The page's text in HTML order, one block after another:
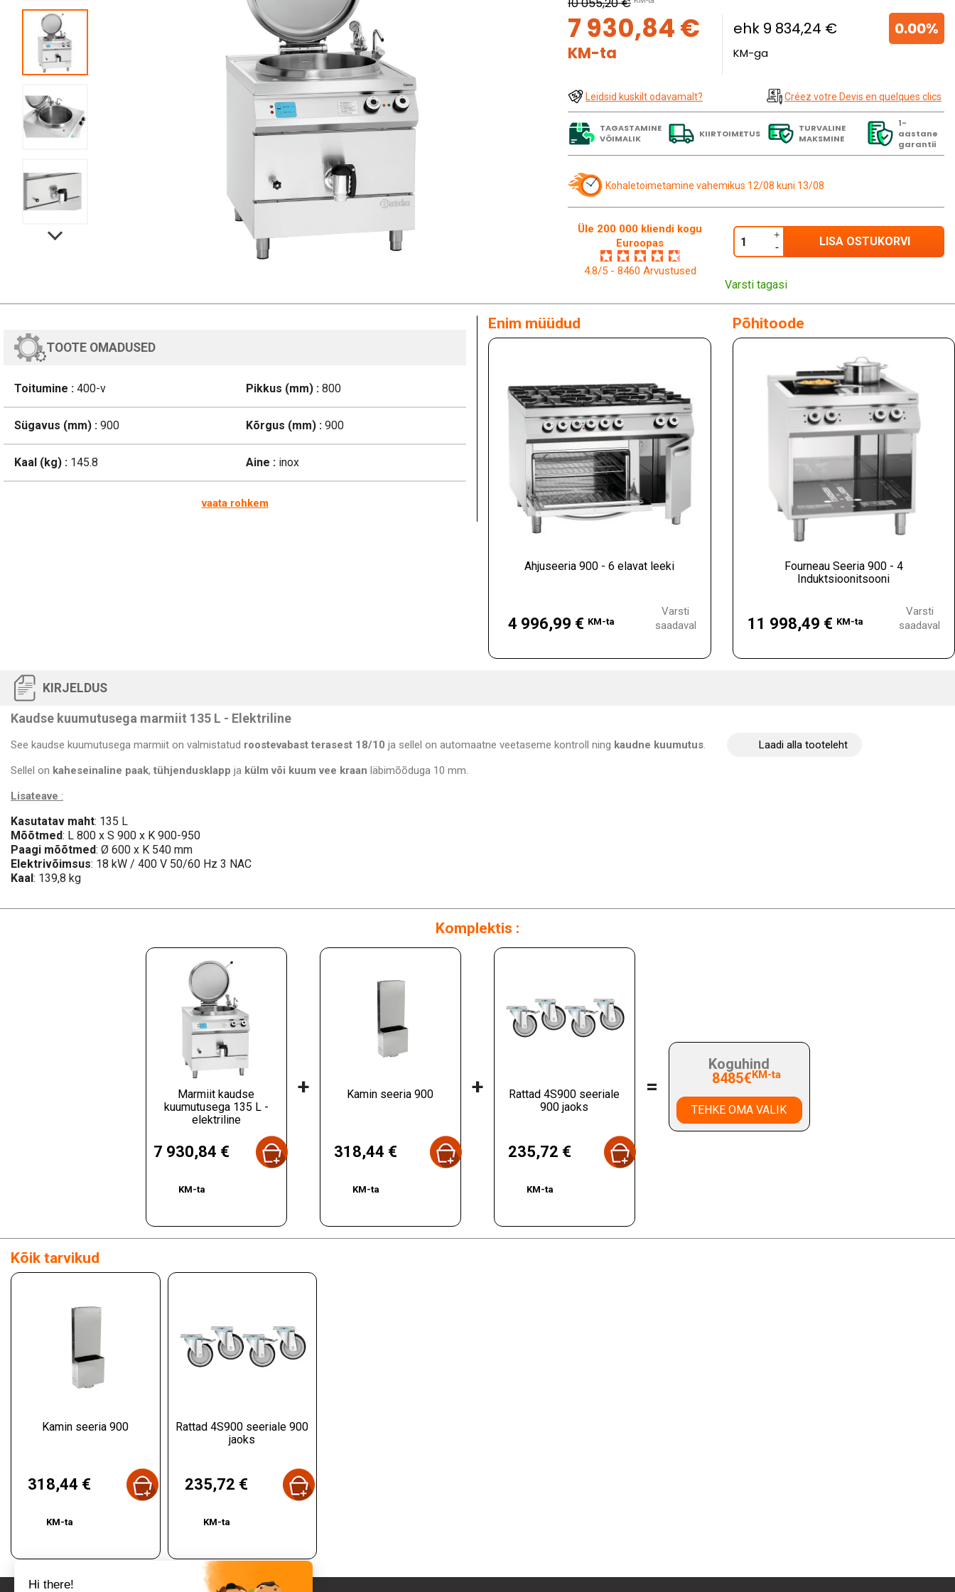
7 930,84 €
KM-ta
ehk 9 834,24 €
KM-ga
0.00%
Leidsid kuskilt odavamalt? Créez votre Devis en quelques clics
TAGASTAMINE
VÕIMALIK
KIIRTOIMETUS
TURVALINE
MAKSMINE
1-
aastane
garantii
Kohaletoimetamine vahemikus 12/08 kuni 13/08
Üle 200 000 kliendi kogu
Euroopas
4.8/5 - 8460 Arvustused
LISA OSTUKORVI
Varsti tagasi
TOOTE OMADUSED
Toitumine : 400-v Pikkus (mm) :800
Sügavus (mm) : 900 Kõrgus (mm) :900
Kaal (kg) : 145.8 Aine :inox
vaata rohkem
Enim müüdud
Ahjuseeria 900 - 6 elavat leeki
4 996,99 € KM-ta
Varsti
saadaval
Põhitoode
Fourneau Seeria 900 - 4
Induktsioonitsooni
11 998,49 € KM-ta
Varsti
saadaval
KIRJELDUS
Kaudse kuumutusega marmiit 135 L - Elektriline
See kaudse kuumutusega marmiit on valmistatud roostevabast terasest 18/10 ja sellel on automaatne veetaseme kontroll ning kaudne kuumutus
Sellel on kaheseinaline paak, tühjendusklapp ja külm või kuum vee kraan läbimõõduga 10 mm.
Lisateave :
Kasutatav maht: 135 L
Mõõtmed: L 800 x S 900 x K 900-950
Paagi mõõtmed: Ø 600 x K 540 mm
Elektrivõimsus: 18 kW / 400 V 50/60 Hz 3 NAC
Kaal: 139,8 kg
Laadi alla tooteleht
Komplektis :
Marmiit kaudse
kuumutusega 135 L -
elektriline
7 930,84 €
KM-ta
+ Kamin seeria 900
318,44 €
KM-ta
+
Rattad 4S900 seeriale
900 jaoks
235,72 €
KM-ta
=
Koguhind
8485€KM-ta
TEHKE OMA VALIK
Kõik tarvikud
Kamin seeria 900
318,44 €
KM-ta
Rattad 4S900 seeriale 900
jaoks
235,72 €
KM-ta